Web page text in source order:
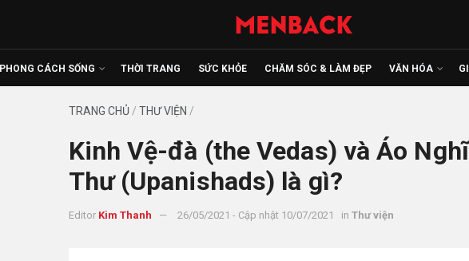
PHONG CÁCH SỐNG THỜI TRANG SỨC KHỎE CHĂM SÓC & LÀM ĐẸP VĂN HÓA
TRANG CHỦ/ THƯ VIỆN /
Kinh Vệ-đà (the Vedas) và Áo
Thư (Upanishads) là gì?
Editor Kim Thanh 26/05/2021 - Cập nhật 10/07/2021 in Thư viện